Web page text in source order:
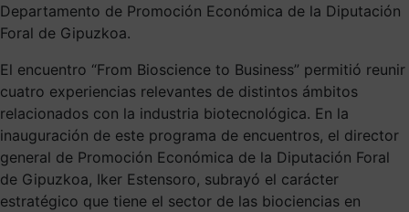
Departamento de Promoción Económica de la Diputación
Foral de Gipuzkoa.
El encuentro “From Bioscience to Business” permitió reunir
cuatro experiencias relevantes de distintos ámbitos
relacionados con la industria biotecnológica. En la
inauguración de este programa de encuentros, el director
general de Promoción Económica de la Diputación Foral
de Gipuzkoa, Iker Estensoro, subrayó el carácter
estratégico que tiene el sector de las biociencias en